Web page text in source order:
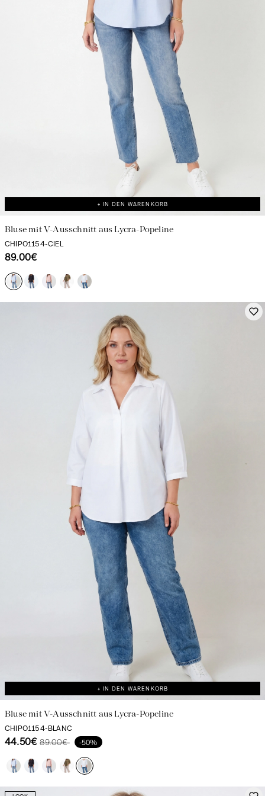
+ IN DEN WARENKORB
Bluse mit V-Ausschnitt aus Lycra-Popeline
CHIPO1154-CIEL
89.00€
+ IN DEN WARENKORB
Bluse mit V-Ausschnitt aus Lycra-Popeline
CHIPO1154-BLANC
44.50€ 89.00€ -50%